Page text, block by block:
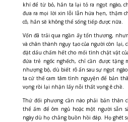
khí để từ bỏ, hắn ta lại tỏ ra ngọt ngào,
đưa ra mọi lời xin lỗi lẫn hứa hẹn, thậm
cô, hắn sẽ không thể sống tiếp được nữa.
Vốn đã trải qua ngần ấy tổn thương,
và chân thành ngụy tạo của người còn lại,
đặt dấu chấm hết cho mối tình chật vật
đứa trẻ ngốc nghếch, chỉ cần được tặng
nhượng bộ, dù biết rõ ẩn sau sự ngọt
ta cứ thế cam tâm tình nguyện để bản
vọng rồi lại nhận lấy nỗi thất vọng ê chề.
Thứ đối phương cần nào phải bản thân
thể ấm để ôm ngủ hoặc một người sẵn
ngày dù họ chẳng buồn hồi đáp. Họ ghét